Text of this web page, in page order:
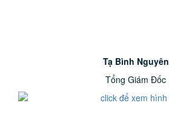
Tạ Bình Nguyên
Tổng Giám Đốc